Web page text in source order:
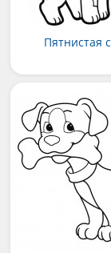
Пятнистая